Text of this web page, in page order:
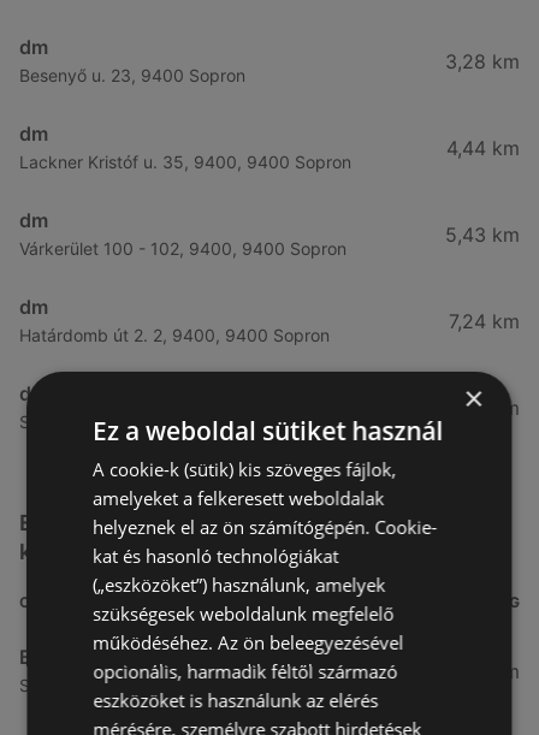
dm
Besenyő u. 23, 9400 Sopron
3,28 km
dm
Lackner Kristóf u. 35, 9400, 9400 Sopron
4,44 km
dm
Várkerület 100 - 102, 9400, 9400 Sopron
5,43 km
dm
Határdomb út 2. 2, 9400, 9400 Sopron
7,24 km
dm
Spar út (hrsz.269/109) 1., 9443 Fertőszentmiklós
29,87 km
Egyéb Kozmetikumok és Drogéria üzletek a
közelben
CÍM TÁVOLSÁG
Benu Gyógyszertárak
Soproni utca 18., 9423 Ágfalva
0,27 km
×
Ez a weboldal sütiket használ
A cookie-k (sütik) kis szöveges fájlok,
amelyeket a felkeresett weboldalak
helyeznek el az ön számítógépén. Cookie-
kat és hasonló technológiákat
(„eszközöket”) használunk, amelyek
szükségesek weboldalunk megfelelő
működéséhez. Az ön beleegyezésével
opcionális, harmadik féltől származó
eszközöket is használunk az elérés
mérésére, személyre szabott hirdetések